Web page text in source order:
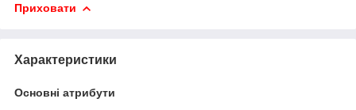
Приховати
Характеристики
Основні атрибути